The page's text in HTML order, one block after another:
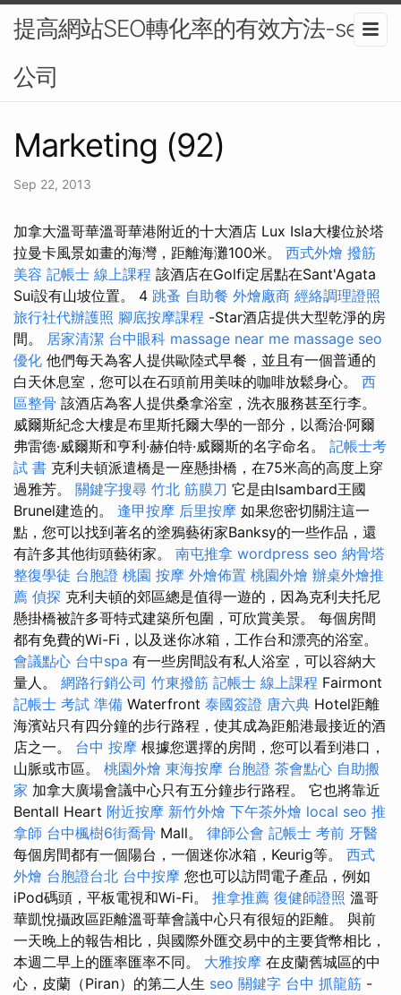
提高網站SEO轉化率的有效方法-seo
公司
Marketing (92)
Sep 22, 2013
加拿大溫哥華溫哥華港附近的十大酒店 Lux Isla大樓位於塔
拉曼卡風景如畫的海灣，距離海灘100米。 西式外燴 撥筋
美容 記帳士 線上課程 該酒店在Golfi定居點在Sant'Agata
Sui設有山坡位置。 4 跳蚤 自助餐 外燴廠商 經絡調理證照
旅行社代辦護照 腳底按摩課程 -Star酒店提供大型乾淨的房
間。 居家清潔 台中眼科 massage near me massage seo
優化 他們每天為客人提供歐陸式早餐，並且有一個普通的
白天休息室，您可以在石頭前用美味的咖啡放鬆身心。 西
區整骨 該酒店為客人提供桑拿浴室，洗衣服務甚至行李。
威爾斯紀念大樓是布里斯托爾大學的一部分，以喬治·阿爾
弗雷德·威爾斯和亨利·赫伯特·威爾斯的名字命名。 記帳士考
試 書 克利夫頓派遣橋是一座懸掛橋，在75米高的高度上穿
過雅芳。 關鍵字搜尋 竹北 筋膜刀 它是由Isambard王國
Brunel建造的。 逢甲按摩 后里按摩 如果您密切關注這一
點，您可以找到著名的塗鴉藝術家Banksy的一些作品，還
有許多其他街頭藝術家。 南屯推拿 wordpress seo 納骨塔
整復學徒 台胞證 桃園 按摩 外燴佈置 桃園外燴 辦桌外燴推
薦 偵探 克利夫頓的郊區總是值得一遊的，因為克利夫托尼
懸掛橋被許多哥特式建築所包圍，可欣賞美景。 每個房間
都有免費的Wi-Fi，以及迷你冰箱，工作台和漂亮的浴室。
會議點心 台中spa 有一些房間設有私人浴室，可以容納大
量人。 網路行銷公司 竹東撥筋 記帳士 線上課程 Fairmont
記帳士 考試 準備 Waterfront 泰國簽證 唐六典 Hotel距離
海濱站只有四分鐘的步行路程，使其成為距船港最接近的酒
店之一。 台中 按摩 根據您選擇的房間，您可以看到港口，
山脈或市區。 桃園外燴 東海按摩 台胞證 茶會點心 自助搬
家 加拿大廣場會議中心只有五分鐘步行路程。 它也將靠近
Bentall Heart 附近按摩 新竹外燴 下午茶外燴 local seo 推
拿師 台中楓樹6街喬骨 Mall。 律師公會 記帳士 考前 牙醫
每個房間都有一個陽台，一個迷你冰箱，Keurig等。 西式
外燴 台胞證台北 台中按摩 您也可以訪問電子產品，例如
iPod碼頭，平板電視和Wi-Fi。 推拿推薦 復健師證照 溫哥
華凱悅攝政區距離溫哥華會議中心只有很短的距離。 與前
一天晚上的報告相比，與國際外匯交易中的主要貨幣相比，
本週二早上的匯率匯率不同。 大雅按摩 在皮蘭舊城區的中
心，皮蘭（Piran）的第二人生 seo 關鍵字 台中 抓龍筋 -